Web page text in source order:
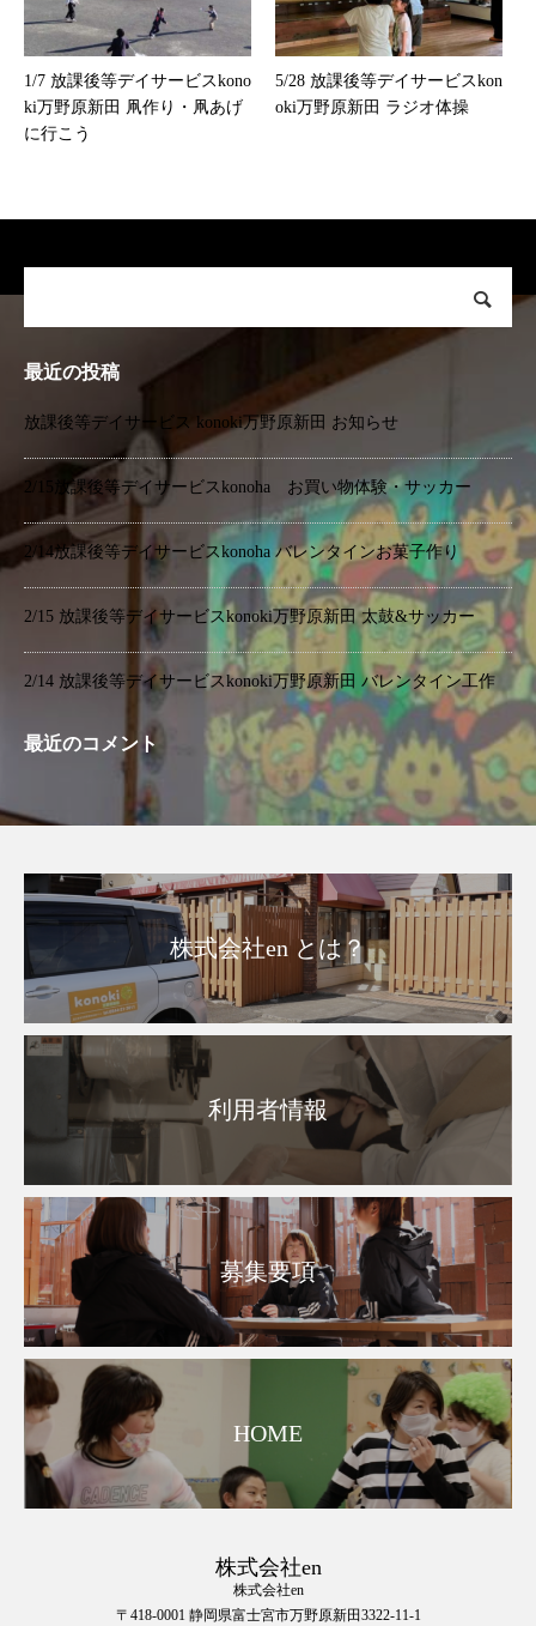
1/7 放課後等デイサービスkono
ki万野原新田 凧作り・凧あげ
に行こう
5/28 放課後等デイサービスkon
oki万野原新田 ラジオ体操
最近の投稿
放課後等デイサービス konoki万野原新田 お知らせ
2/15放課後等デイサービスkonoha お買い物体験・サッカー
2/14放課後等デイサービスkonoha バレンタインお菓子作り
2/15 放課後等デイサービスkonoki万野原新田 太鼓&サッカー
2/14 放課後等デイサービスkonoki万野原新田 バレンタイン工作
最近のコメント
株式会社en とは？
利用者情報
募集要項
HOME
株式会社en
株式会社en
〒418-0001 静岡県富士宮市万野原新田3322-11-1